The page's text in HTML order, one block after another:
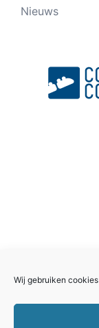
Wij gebruiken
Nieuws